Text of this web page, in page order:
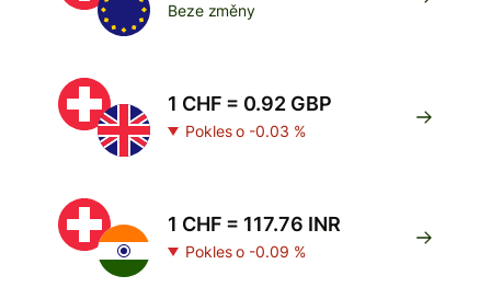
Beze změny
1 CHF = 0.92 GBP
Pokles o -0.03 %
1 CHF = 117.76 INR
Pokles o -0.09 %